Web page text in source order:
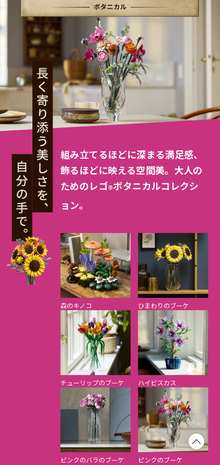
組み立てるほどに深まる満足感、
飾るほどに映える空間美。大人の
ためのレゴ®ボタニカルコレクシ
ョン。
森のキノコ ひまわりのブーケ
チューリップのブーケ ハイビスカス
ピンクのバラのブーケ ピンクのブーケ